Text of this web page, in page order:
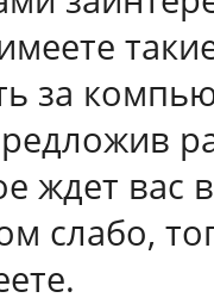
за
ждет вас
слабо,